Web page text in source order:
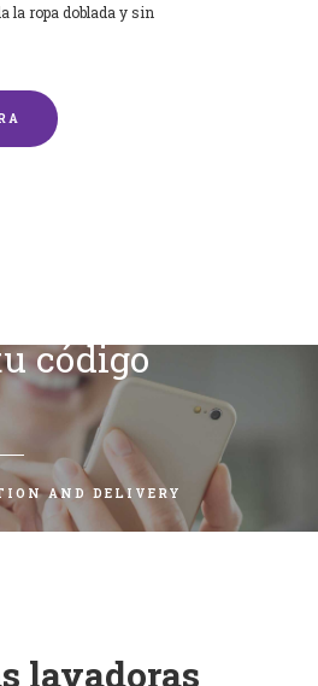
la ropa doblada y sin
código
AND DELIVERY
lavadoras